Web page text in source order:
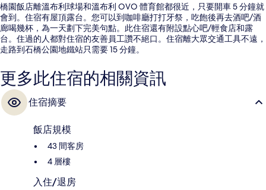
橋園飯店離溫布利球場和溫布利 OVO 體育館都很近，只要開車 5 分鐘就
會到。住宿有屋頂露台。您可以到咖啡廳打打牙祭，吃飽後再去酒吧/酒
廊喝幾杯，為一天劃下完美句點。此住宿還有附設點心吧/輕食店和露
台。住過的人都對住宿的友善員工讚不絕口。住宿離大眾交通工具不遠，
走路到石橋公園地鐵站只需要 15 分鐘。
更多此住宿的相關資訊
住宿摘要
飯店規模
43 間客房
4 層樓
入住/退房